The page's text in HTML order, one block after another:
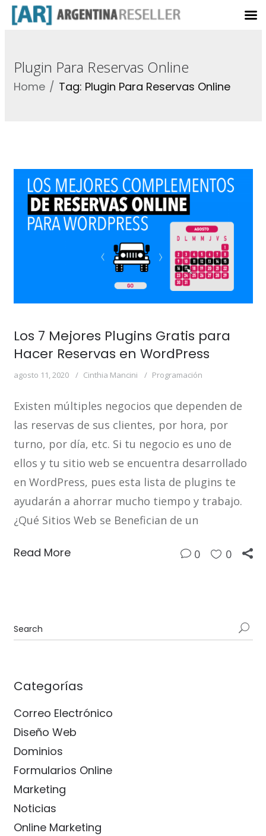
Plugin Para Reservas Online
Home Tag: Plugin Para Reservas Online
Los 7 Mejores Plugins Gratis para
Hacer Reservas en WordPress
agosto 11, 2020 Cinthia Mancini Programación
Existen múltiples negocios que dependen de
las reservas de sus clientes, por hora, por
turno, por día, etc. Si tu negocio es uno de
ellos y tu sitio web se encuentra desarrollado
en WordPress, pues esta lista de plugins te
ayudarán a ahorrar mucho tiempo y trabajo.
¿Qué Sitios Web se Benefician de un
Read More 0 0
Categorías
Correo Electrónico
Diseño Web
Dominios
Formularios Online
Marketing
Noticias
Online Marketing